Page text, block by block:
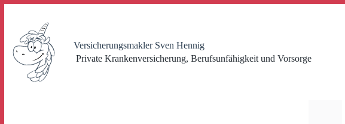
springen
Versicherungsmakler Sven Hennig
Private Krankenversicherung, Berufsunfähigkeit und Vorsorge